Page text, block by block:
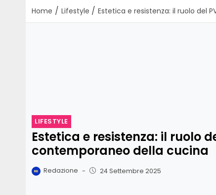
Home / Lifestyle / Estetica e resistenza: il ruolo del
LIFESTYLE
Estetica e resistenza: il ruolo
contemporaneo della cucina
Redazione - 24 Settembre 2025